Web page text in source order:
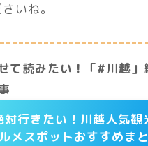
いね。
て読みたい！「#川越」
対行きたい！川越人気観
ルメスポットおすすめま